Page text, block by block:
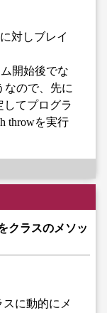
対しブレイ
開始後でな
なので、先に
してプログラ
throwを実行
クラスのメソッ
に動的にメ